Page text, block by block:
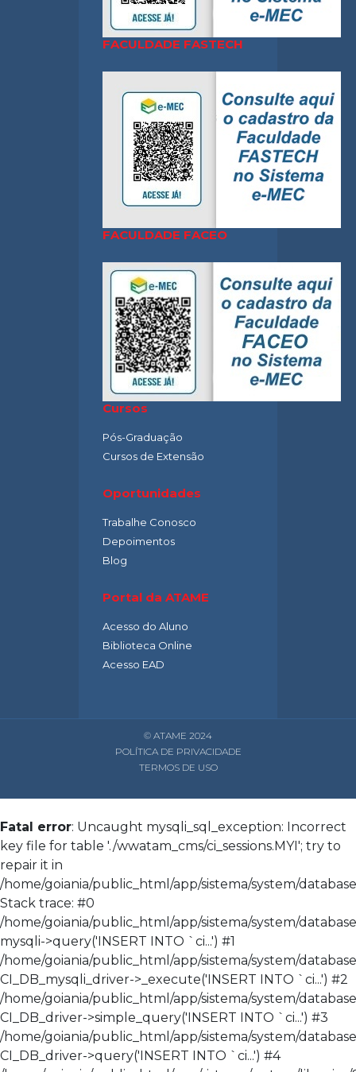
FACULDADE FASTECH
FACULDADE FACEO
Cursos
Pós-Graduação
Cursos de Extensão
Oportunidades
Trabalhe Conosco
Depoimentos
Blog
Portal da ATAME
Acesso do Aluno
Biblioteca Online
Acesso EAD
© ATAME 2024
POLÍTICA DE PRIVACIDADE
TERMOS DE USO
Fatal error: Uncaught mysqli_sql_exception: Incorrect
key file for table './wwatam_cms/ci_sessions.MYI'; try to
repair it in
/home/goiania/public_html/app/sistema/system/
Stack trace: #0
/home/goiania/public_html/app/sistema/system/
mysqli->query('INSERT INTO `ci...') #1
/home/goiania/public_html/app/sistema/system/
CI_DB_mysqli_driver->_execute('INSERT INTO `ci...') #2
/home/goiania/public_html/app/sistema/system/
CI_DB_driver->simple_query('INSERT INTO `ci...') #3
/home/goiania/public_html/app/sistema/system/
CI_DB_driver->query('INSERT INTO `ci...') #4